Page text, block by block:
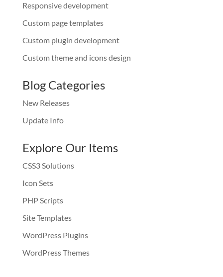
Responsive development
Custom page templates
Custom plugin development
Custom theme and icons design
Blog Categories
New Releases
Update Info
Explore Our Items
CSS3 Solutions
Icon Sets
PHP Scripts
Site Templates
WordPress Plugins
WordPress Themes